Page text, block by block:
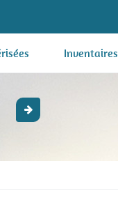
Inventaires